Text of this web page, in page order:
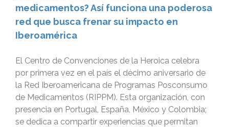
medicamentos? Así funciona una poderosa
red que busca frenar su impacto en
Iberoamérica
El Centro de Convenciones de la Heroica celebra
por primera vez en el país el décimo aniversario de
la Red Iberoamericana de Programas Posconsumo
de Medicamentos (RIPPM). Esta organización, con
presencia en Portugal, España, México y Colombia;
se dedica a compartir experiencias que permitan